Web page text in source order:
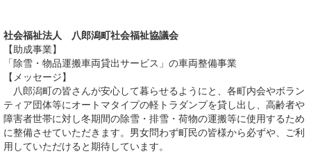
社会福祉法人 八郎潟町社会福祉協議会
【助成事業】
「除雪・物品運搬車両貸出サービス」の車両整備事業
【メッセージ】
八郎潟町の皆さんが安心して暮らせるようにと、各町内会やボラン
ティア団体等にオートマタイプの軽トラダンプを貸し出し、高齢者や
障害者世帯に対し冬期間の除雪・排雪・荷物の運搬等に使用するため
に整備させていただきます。男女問わず町民の皆様から必ずや、ご利
用していただけると期待しています。